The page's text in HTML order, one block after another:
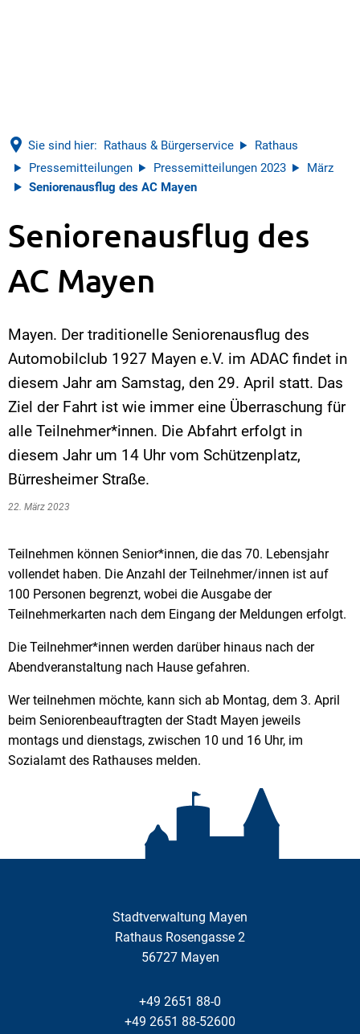
Sie sind hier: Rathaus & Bürgerservice
Rathaus
Pressemitteilungen
Pressemitteilungen 2023
März
Seniorenausflug des AC Mayen
Seniorenausflug des
AC Mayen
Mayen. Der traditionelle Seniorenausflug des
Automobilclub 1927 Mayen e.V. im ADAC findet in
diesem Jahr am Samstag, den 29. April statt. Das
Ziel der Fahrt ist wie immer eine Überraschung für
alle Teilnehmer*innen. Die Abfahrt erfolgt in
diesem Jahr um 14 Uhr vom Schützenplatz,
Bürresheimer Straße.
22. März 2023
Teilnehmen können Senior*innen, die das 70. Lebensjahr
vollendet haben. Die Anzahl der Teilnehmer/innen ist auf
100 Personen begrenzt, wobei die Ausgabe der
Teilnehmerkarten nach dem Eingang der Meldungen erfolgt.
Die Teilnehmer*innen werden darüber hinaus nach der
Abendveranstaltung nach Hause gefahren.
Wer teilnehmen möchte, kann sich ab Montag, dem 3. April
beim Seniorenbeauftragten der Stadt Mayen jeweils
montags und dienstags, zwischen 10 und 16 Uhr, im
Sozialamt des Rathauses melden.
Stadtverwaltung Mayen
Rathaus Rosengasse 2
56727 Mayen
+49 2651 88-0
+49 2651 88-52600